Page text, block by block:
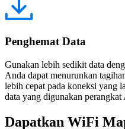
Penghemat Data
Gunakan lebih sedikit data
Anda dapat menurunkan
lebih cepat pada koneksi yang
data yang digunakan perangkat
Dapatkan WiFi